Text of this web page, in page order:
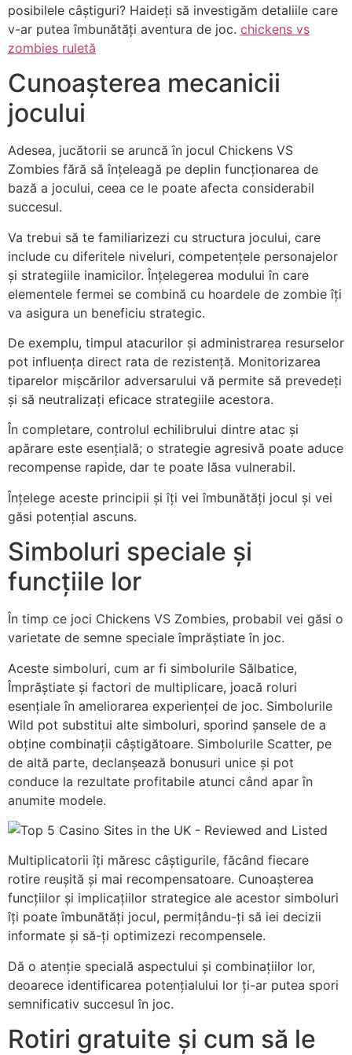
posibilele câștiguri? Haideți să investigăm detaliile care
v-ar putea îmbunătăți aventura de joc. chickens vs
zombies ruletă
Cunoașterea mecanicii
jocului
Adesea, jucătorii se aruncă în jocul Chickens VS
Zombies fără să înțeleagă pe deplin funcționarea de
bază a jocului, ceea ce le poate afecta considerabil
succesul.
Va trebui să te familiarizezi cu structura jocului, care
include cu diferitele niveluri, competențele personajelor
și strategiile inamicilor. Înțelegerea modului în care
elementele fermei se combină cu hoardele de zombie îți
va asigura un beneficiu strategic.
De exemplu, timpul atacurilor și administrarea resurselor
pot influența direct rata de rezistență. Monitorizarea
tiparelor mișcărilor adversarului vă permite să prevedeți
și să neutralizați eficace strategiile acestora.
În completare, controlul echilibrului dintre atac și
apărare este esențială; o strategie agresivă poate aduce
recompense rapide, dar te poate lăsa vulnerabil.
Înțelege aceste principii și îți vei îmbunătăți jocul și vei
găsi potențial ascuns.
Simboluri speciale și
funcțiile lor
În timp ce joci Chickens VS Zombies, probabil vei găsi o
varietate de semne speciale împrăștiate în joc.
Aceste simboluri, cum ar fi simbolurile Sălbatice,
Împrăștiate și factori de multiplicare, joacă roluri
esențiale în ameliorarea experienței de joc. Simbolurile
Wild pot substitui alte simboluri, sporind șansele de a
obține combinații câștigătoare. Simbolurile Scatter, pe
de altă parte, declanșează bonusuri unice și pot
conduce la rezultate profitabile atunci când apar în
anumite modele.
Multiplicatorii îți măresc câștigurile, făcând fiecare
rotire reușită și mai recompensatoare. Cunoașterea
funcțiilor și implicațiilor strategice ale acestor simboluri
îți poate îmbunătăți jocul, permițându-ți să iei decizii
informate și să-ți optimizezi recompensele.
Dă o atenție specială aspectului și combinațiilor lor,
deoarece identificarea potențialului lor ți-ar putea spori
semnificativ succesul în joc.
Rotiri gratuite și cum să le